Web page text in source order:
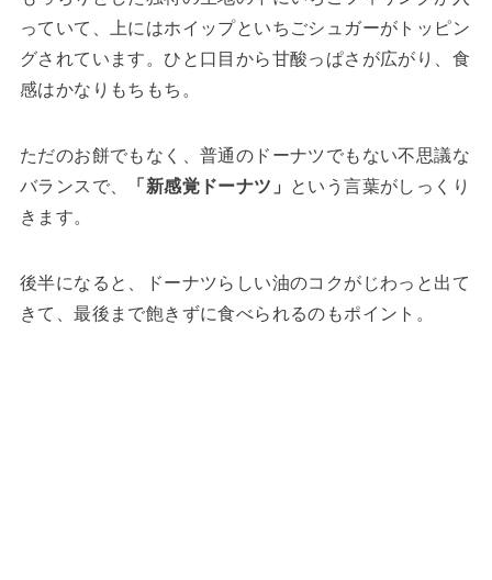
っていて、上にはホイップといちごシュガーがトッピン
グされています。ひと口目から甘酸っぱさが広がり、食
感はかなりもちもち。
ただのお餅でもなく、普通のドーナツでもない不思議な
バランスで、
「新感覚ドーナツ」
という言葉がしっくり
きます。
後半になると、ドーナツらしい油のコクがじわっと出て
きて、最後まで飽きずに食べられるのもポイント。